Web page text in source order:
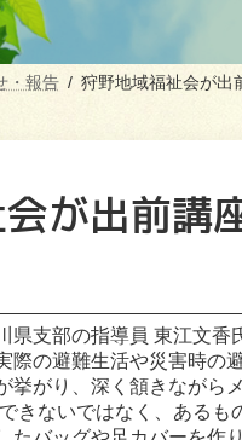
・報告 狩野地域福祉会が出
が出前講
支部の指導員 東江文香
際の避難生活や災害時の
挙がり、深く頷きながら
きないではなく、あるも